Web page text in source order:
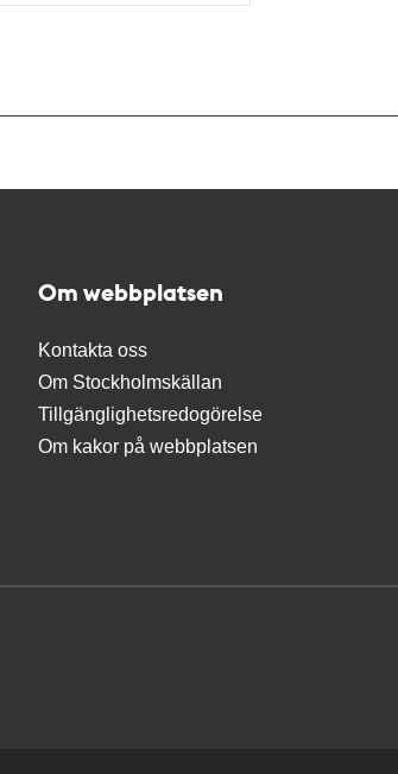
Om webbplatsen
Kontakta oss
Om Stockholmskällan
Tillgänglighetsredogörelse
Om kakor på webbplatsen